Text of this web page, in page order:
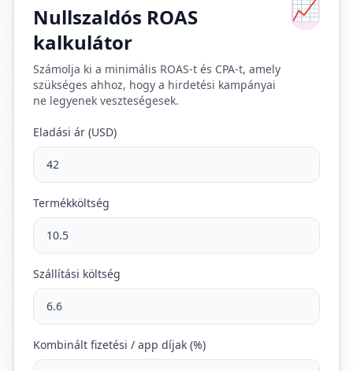
Nullszaldós ROAS
kalkulátor
Számolja ki a minimális ROAS-t és CPA-t, amely
szükséges ahhoz, hogy a hirdetési kampányai
ne legyenek veszteségesek.
📈
Eladási ár (USD)
Termékköltség
Szállítási költség
Kombinált fizetési / app díjak (%)